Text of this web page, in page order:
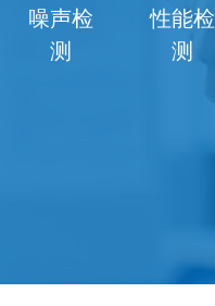
噪声检
测
性能检
测